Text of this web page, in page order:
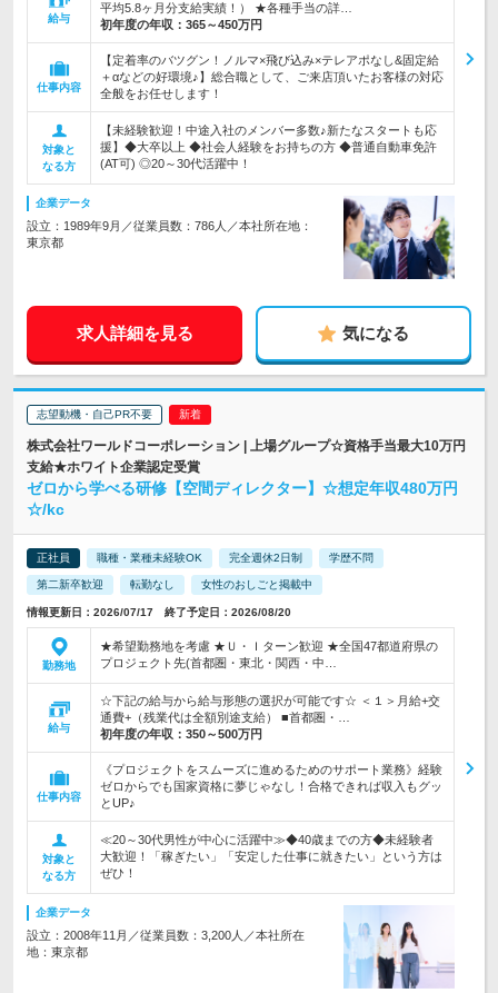
給与
平均5.8ヶ月分支給実績！） ★各種手当の詳…
初年度の年収： 365～450万円
仕事内容
【定着率のバツグン！ノルマ×飛び込み×テレアポなし&固定給
＋αなどの好環境♪】総合職として、ご来店頂いたお客様の対応
全般をお任せします！
対象と
なる方
【未経験歓迎！中途入社のメンバー多数♪新たなスタートも応
援】◆大卒以上 ◆社会人経験をお持ちの方 ◆普通自動車免許
(AT可) ◎20～30代活躍中！
企業データ
設立：1989年9月／従業員数：786人／本社所在地：
東京都
求人詳細を見る 気になる
志望動機・自己PR不要
株式会社ワールドコーポレーション | 上場グループ☆資格手当最大10万円
支給★ホワイト企業認定受賞
ゼロから学べる研修【空間ディレクター】☆想定年収480万円
☆/kc
正社員 職種・業種未経験OK 完全週休2日制 学歴不問
第二新卒歓迎 転勤なし 女性のおしごと掲載中
情報更新日：2026/07/17 終了予定日：2026/08/20
勤務地
★希望勤務地を考慮 ★Ｕ・Ｉターン歓迎 ★全国47都道府県の
プロジェクト先(首都圏・東北・関西・中…
給与
☆下記の給与から給与形態の選択が可能です☆ ＜１＞月給+交
通費+（残業代は全額別途支給） ■首都圏・…
初年度の年収： 350～500万円
仕事内容
《プロジェクトをスムーズに進めるためのサポート業務》経験
ゼロからでも国家資格に夢じゃなし！合格できれば収入もグッ
とUP♪
対象と
なる方
≪20～30代男性が中心に活躍中≫◆40歳までの方◆未経験者
大歓迎！「稼ぎたい」「安定した仕事に就きたい」という方は
ぜひ！
企業データ
設立：2008年11月／従業員数：3,200人／本社所在
地：東京都